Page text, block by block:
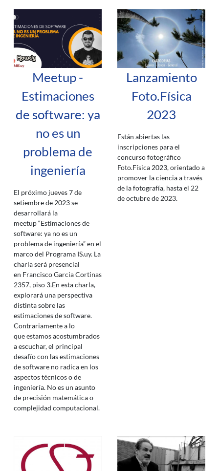
Meetup -
Estimaciones
de software: ya
no es un
problema de
ingeniería
El próximo jueves 7 de
setiembre de 2023 se
desarrollará la
meetup “Estimaciones de
software: ya no es un
problema de ingeniería” en el
marco del Programa IS.uy. La
charla será presencial
en Francisco Garcia Cortinas
2357, piso 3.En esta charla,
explorará una perspectiva
distinta sobre las
estimaciones de software.
Contrariamente a lo
que estamos acostumbrados
a escuchar, el principal
desafío con las estimaciones
de software no radica en los
aspectos técnicos o de
ingeniería. No es un asunto
de precisión matemática o
complejidad computacional.
Lanzamiento
Foto.Física
2023
Están abiertas las
inscripciones para el
concurso fotográfico
Foto.Física 2023, orientado a
promover la ciencia a través
de la fotografía, hasta el 22
de octubre de 2023.